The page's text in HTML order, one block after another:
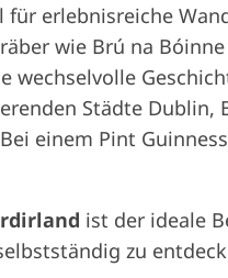
für erlebnisreiche
wie Brú na
wechselvolle
Städte Dublin,
einem Pint
ist der ideale
zu